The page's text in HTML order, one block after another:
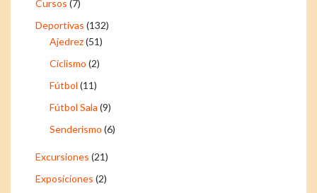
Cursos (7)
Deportivas (132)
Ajedrez(51)
Ciclismo (2)
Fútbol (11)
Fútbol Sala (9)
Senderismo (6)
Excursiones (21)
Exposiciones (2)